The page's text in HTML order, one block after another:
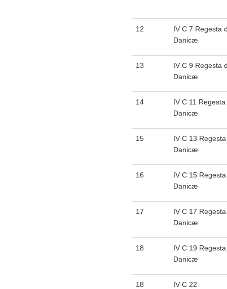
12
IV C 7 Regesta
Danicæ
13
IV C 9 Regesta
Danicæ
14
IV C 11
Danicæ
15
IV C 13
Danicæ
16
IV C 15
Danicæ
17
IV C 17
Danicæ
18
IV C 19
Danicæ
18 IV C 22